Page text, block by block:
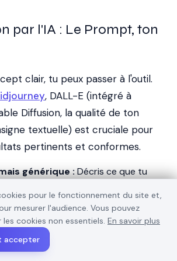
par l'IA : Le Prompt, ton
clair, tu peux passer à l'outil.
, DALL-E (intégré à
Diffusion, la qualité de ton
textuelle) est cruciale pour
pertinents et conformes.
générique :Décris ce que tu
identifiable.
femme de 50 ans avec des
cheveux gris et un grain de beauté
souriant devant son cabinet médical."
pour le fonctionnement du site et,
mesurer l'audience. Vous pouvez
cookies non essentiels. En savoir plus
accepter